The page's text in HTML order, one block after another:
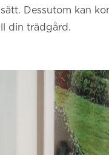
Dessutom kan
din trädgård.